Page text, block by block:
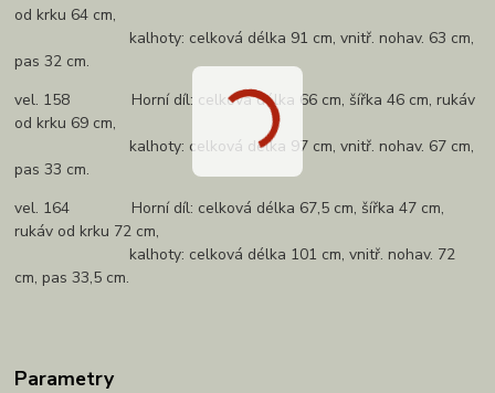
od krku 64 cm,
kalhoty: celková délka 91 cm, vnitř. nohav. 63 cm,
pas 32 cm.
vel. 158 Horní díl: celková délka 66 cm, šířka 46 cm, rukáv
od krku 69 cm,
kalhoty: celková délka 97 cm, vnitř. nohav. 67 cm,
pas 33 cm.
vel. 164 Horní díl: celková délka 67,5 cm, šířka 47 cm,
rukáv od krku 72 cm,
kalhoty: celková délka 101 cm, vnitř. nohav. 72
cm, pas 33,5 cm.
Parametry